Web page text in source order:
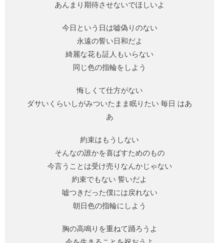
あんまり期待させないでほしいよ
今日という日は嘘偽りのない
永遠の誓い日和だよ
綺麗な花も証人もいらない
同じ色の指輪をしよう
悔しくて仕方がない
ダサいくらいしがみついたまま眠りたい 毎日 はあ
あ
約束はもうしない
そんなの誰かを喜ばすためのもの
今言うことは受け売りなんかじゃない
約束でもない 誓いだよ
嘘つきだった僕には戻れない
朝日色の指輪にしよう
胸の高鳴りを重ねて踊ろうよ